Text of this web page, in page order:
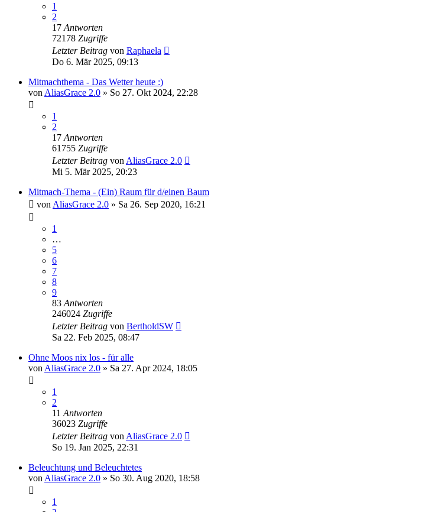
1
2
17 Antworten
72178 Zugriffe
Letzter Beitrag von Raphaela
Do 6. Mär 2025, 09:13
Mitmachthema - Das Wetter heute :)
von AliasGrace 2.0 » So 27. Okt 2024, 22:28
1
2
17 Antworten
61755 Zugriffe
Letzter Beitrag von AliasGrace 2.0
Mi 5. Mär 2025, 20:23
Mitmach-Thema - (Ein) Raum für d/einen Baum
von AliasGrace 2.0 » Sa 26. Sep 2020, 16:21
1
…
5
6
7
8
9
83 Antworten
246024 Zugriffe
Letzter Beitrag von BertholdSW
Sa 22. Feb 2025, 08:47
Ohne Moos nix los - für alle
von AliasGrace 2.0 » Sa 27. Apr 2024, 18:05
1
2
11 Antworten
36023 Zugriffe
Letzter Beitrag von AliasGrace 2.0
So 19. Jan 2025, 22:31
Beleuchtung und Beleuchtetes
von AliasGrace 2.0 » So 30. Aug 2020, 18:58
1